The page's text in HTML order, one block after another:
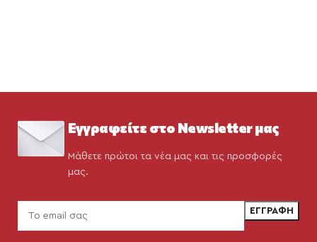
Εγγραφείτε στο Newsletter μας
Μάθετε πρώτοι τα νέα μας και τις προσφορές
μας.